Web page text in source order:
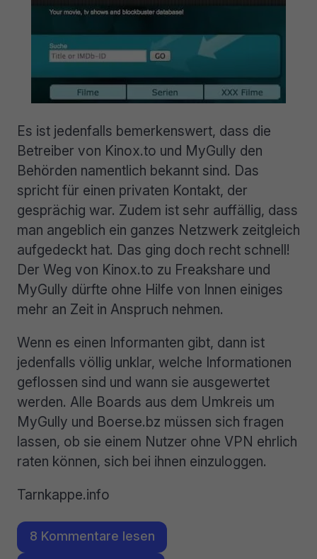
Es ist jedenfalls bemerkenswert, dass die
Betreiber von Kinox.to und MyGully den
Behörden namentlich bekannt sind. Das
spricht für einen privaten Kontakt, der
gesprächig war. Zudem ist sehr auffällig, dass
man angeblich ein ganzes Netzwerk zeitgleich
aufgedeckt hat. Das ging doch recht schnell!
Der Weg von Kinox.to zu Freakshare und
MyGully dürfte ohne Hilfe von Innen einiges
mehr an Zeit in Anspruch nehmen.
Wenn es einen Informanten gibt, dann ist
jedenfalls völlig unklar, welche Informationen
geflossen sind und wann sie ausgewertet
werden. Alle Boards aus dem Umkreis um
MyGully und Boerse.bz müssen sich fragen
lassen, ob sie einem Nutzer ohne VPN ehrlich
raten können, sich bei ihnen einzuloggen.
Tarnkappe.info
8 Kommentare lesen